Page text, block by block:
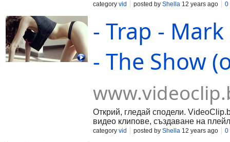
category vid posted by Shella 12 years ago 0
- Trap -
- The Show
Открий, гледай сподели.
видео клипове, създаване на
category vid posted by Shella 12 years ago 0